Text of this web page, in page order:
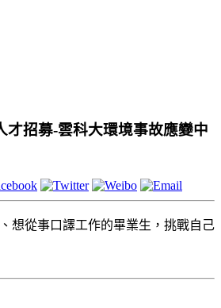
才招募-雲科大環境事故應變中
想從事口譯工作的畢業生，挑戰自己